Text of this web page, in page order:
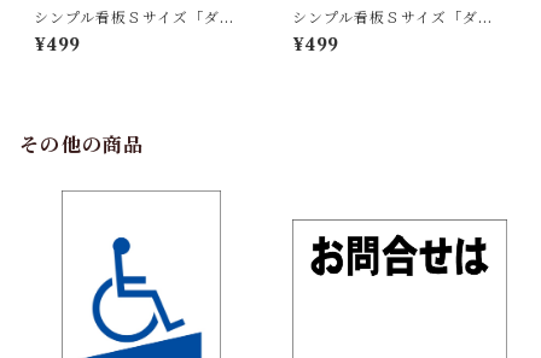
シンプル看板Ｓサイズ「ダン
ス教室（紺）」屋外可【スク
ール・教室・塾】
¥499
シンプル看板Ｓサイズ「ダン
ス教室（赤）」屋外可【スク
ール・教室・塾】
¥499
その他の商品